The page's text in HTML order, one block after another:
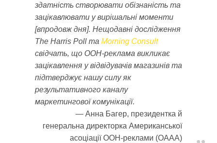
здатність створювати обізнаність та
зацікавлювати у вирішальні моменти
[впродовж дня]. Нещодавні дослідження
The Harris Poll та Morning Consult
свідчать, що OOH-реклама викликає
зацікавлення у відвідувачів магазинів та
підтверджує нашу силу як
результативного каналу
маркетингової комунікації.
Анна Багер, президентка й
генеральна директорка Американської
асоціації OOH-реклами (OAAA)